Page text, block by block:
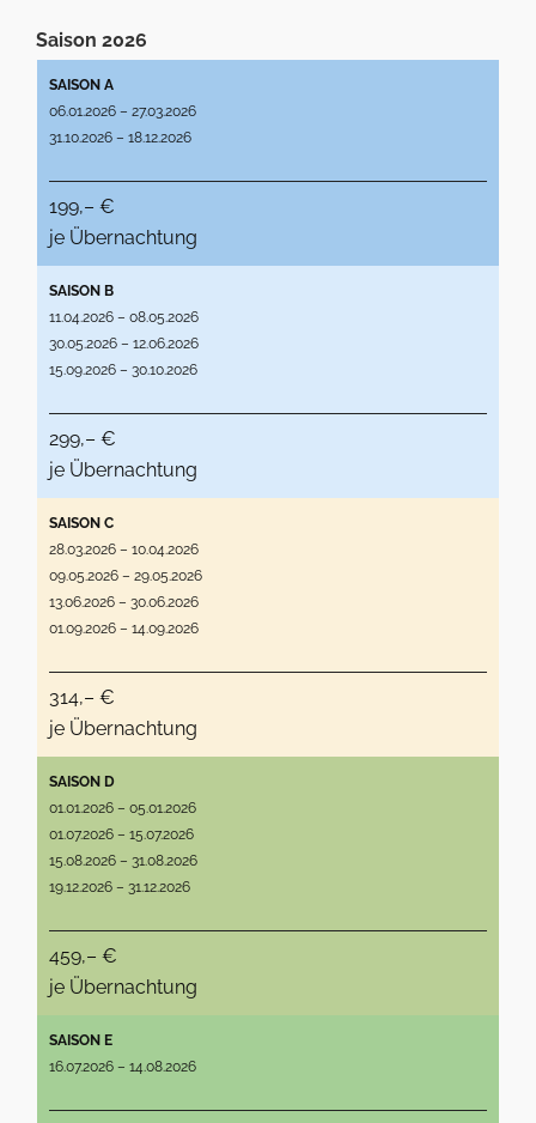
Saison 2026
SAISON A
06.01.2026 – 27.03.2026
31.10.2026 – 18.12.2026
199,– €
je Übernachtung
SAISON B
11.04.2026 – 08.05.2026
30.05.2026 – 12.06.2026
15.09.2026 – 30.10.2026
299,– €
je Übernachtung
SAISON C
28.03.2026 – 10.04.2026
09.05.2026 – 29.05.2026
13.06.2026 – 30.06.2026
01.09.2026 – 14.09.2026
314,– €
je Übernachtung
SAISON D
01.01.2026 – 05.01.2026
01.07.2026 – 15.07.2026
15.08.2026 – 31.08.2026
19.12.2026 – 31.12.2026
459,– €
je Übernachtung
SAISON E
16.07.2026 – 14.08.2026